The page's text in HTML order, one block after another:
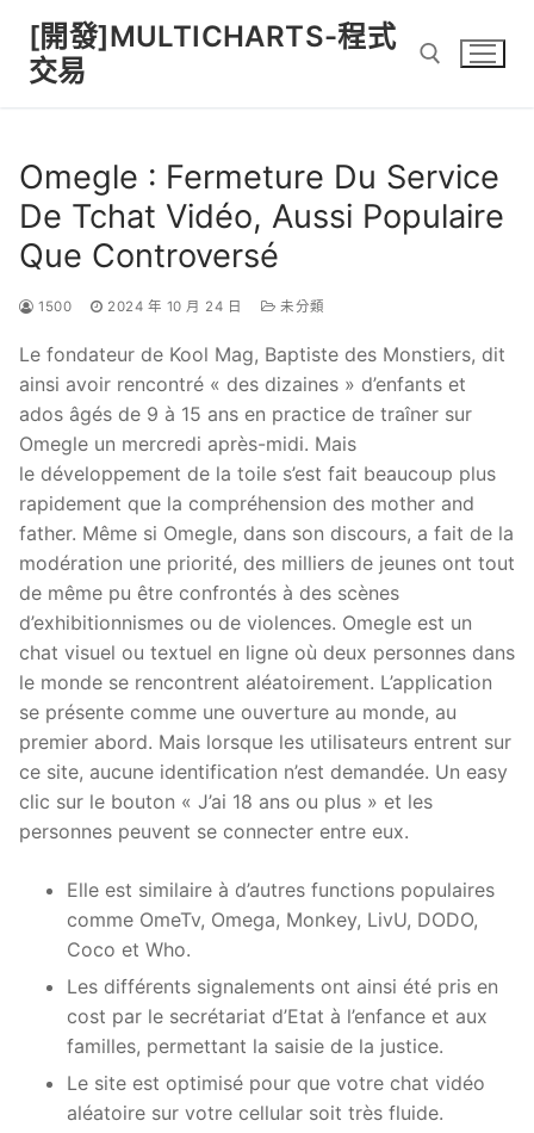
content
[開發]MULTICHARTS-程式
交易
Omegle : Fermeture Du Service
De Tchat Vidéo, Aussi Populaire
Que Controversé
1500 2024 年 10 月 24 日 未分類
Le fondateur de Kool Mag, Baptiste des Monstiers, dit
ainsi avoir rencontré « des dizaines » d’enfants et
ados âgés de 9 à 15 ans en practice de traîner sur
Omegle un mercredi après-midi. Mais
le développement de la toile s’est fait beaucoup plus
rapidement que la compréhension des mother and
father. Même si Omegle, dans son discours, a fait de la
modération une priorité, des milliers de jeunes ont tout
de même pu être confrontés à des scènes
d’exhibitionnismes ou de violences. Omegle est un
chat visuel ou textuel en ligne où deux personnes dans
le monde se rencontrent aléatoirement. L’application
se présente comme une ouverture au monde, au
premier abord. Mais lorsque les utilisateurs entrent sur
ce site, aucune identification n’est demandée. Un easy
clic sur le bouton « J’ai 18 ans ou plus » et les
personnes peuvent se connecter entre eux.
Elle est similaire à d’autres functions populaires
comme OmeTv, Omega, Monkey, LivU, DODO,
Coco et Who.
Les différents signalements ont ainsi été pris en
cost par le secrétariat d’Etat à l’enfance et aux
familles, permettant la saisie de la justice.
Le site est optimisé pour que votre chat vidéo
aléatoire sur votre cellular soit très fluide.